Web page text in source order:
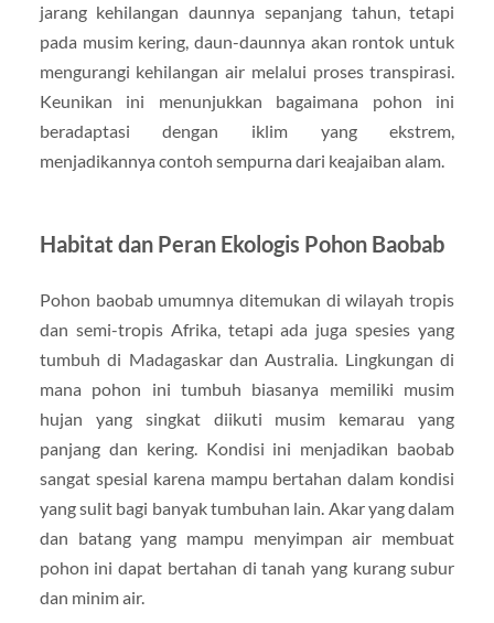
jarang kehilangan daunnya sepanjang tahun, tetapi
pada musim kering, daun-daunnya akan rontok untuk
mengurangi kehilangan air melalui proses transpirasi.
Keunikan ini menunjukkan bagaimana pohon ini
beradaptasi dengan iklim yang ekstrem,
menjadikannya contoh sempurna dari keajaiban alam.
Habitat dan Peran Ekologis Pohon Baobab
Pohon baobab umumnya ditemukan di wilayah tropis
dan semi-tropis Afrika, tetapi ada juga spesies yang
tumbuh di Madagaskar dan Australia. Lingkungan di
mana pohon ini tumbuh biasanya memiliki musim
hujan yang singkat diikuti musim kemarau yang
panjang dan kering. Kondisi ini menjadikan baobab
sangat spesial karena mampu bertahan dalam kondisi
yang sulit bagi banyak tumbuhan lain. Akar yang dalam
dan batang yang mampu menyimpan air membuat
pohon ini dapat bertahan di tanah yang kurang subur
dan minim air.